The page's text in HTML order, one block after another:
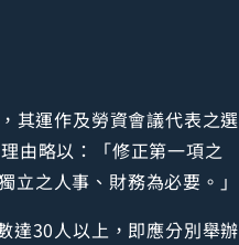
其運作及勞資會議代表之選
由略以：「修正第一項之
之人事、財務為必要。」
達30人以上，即應分別舉辦